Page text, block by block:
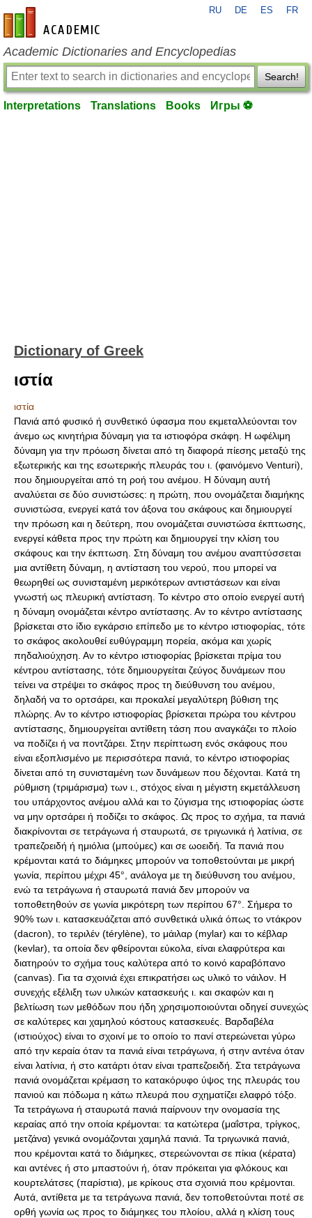
en-academic.com
RU DE ES FR
Academic Dictionaries and Encyclopedias
Search!
Interpretations Translations Books Игры ⚽
Dictionary of Greek
ιστία
ιστία
Πανιά από φυσικό ή συνθετικό ύφασμα που εκμεταλλεύονται τον
άνεμο ως κινητήρια δύναμη για τα ιστιοφόρα σκάφη. Η ωφέλιμη
δύναμη για την πρόωση δίνεται από τη διαφορά πίεσης μεταξύ της
εξωτερικής και της εσωτερικής πλευράς του ι. (φαινόμενο Venturi),
που δημιουργείται από τη ροή του ανέμου. Η δύναμη αυτή
αναλύεται σε δύο συνιστώσες: η πρώτη, που ονομάζεται διαμήκης
συνιστώσα, ενεργεί κατά τον άξονα του σκάφους και δημιουργεί
την πρόωση και η δεύτερη, που ονομάζεται συνιστώσα έκπτωσης,
ενεργεί κάθετα προς την πρώτη και δημιουργεί την κλίση του
σκάφους και την έκπτωση. Στη δύναμη του ανέμου αναπτύσσεται
μια αντίθετη δύναμη, η αντίσταση του νερού, που μπορεί να
θεωρηθεί ως συνισταμένη μερικότερων αντιστάσεων και είναι
γνωστή ως πλευρική αντίσταση. Το κέντρο στο οποίο ενεργεί αυτή
η δύναμη ονομάζεται κέντρο αντίστασης. Αν το κέντρο αντίστασης
βρίσκεται στο ίδιο εγκάρσιο επίπεδο με το κέντρο ιστιοφορίας, τότε
το σκάφος ακολουθεί ευθύγραμμη πορεία, ακόμα και χωρίς
πηδαλιούχηση. Αν το κέντρο ιστιοφορίας βρίσκεται πρίμα του
κέντρου αντίστασης, τότε δημιουργείται ζεύγος δυνάμεων που
τείνει να στρέψει το σκάφος προς τη διεύθυνση του ανέμου,
δηλαδή να το ορτσάρει, και προκαλεί μεγαλύτερη βύθιση της
πλώρης. Αν το κέντρο ιστιοφορίας βρίσκεται πρώρα του κέντρου
αντίστασης, δημιουργείται αντίθετη τάση που αναγκάζει το πλοίο
να ποδίζει ή να ποντζάρει. Στην περίπτωση ενός σκάφους που
είναι εξοπλισμένο με περισσότερα πανιά, το κέντρο ιστιοφορίας
δίνεται από τη συνισταμένη των δυνάμεων που δέχονται. Κατά τη
ρύθμιση (τριμάρισμα) των ι., στόχος είναι η μέγιστη εκμετάλλευση
του υπάρχοντος ανέμου αλλά και το ζύγισμα της ιστιοφορίας ώστε
να μην ορτσάρει ή ποδίζει το σκάφος. Ως προς το σχήμα, τα πανιά
διακρίνονται σε τετράγωνα ή σταυρωτά, σε τριγωνικά ή λατίνια, σε
τραπεζοειδή ή ημιόλια (μπούμες) και σε ωοειδή. Τα πανιά που
κρέμονται κατά το διάμηκες μπορούν να τοποθετούνται με μικρή
γωνία, περίπου μέχρι 45°, ανάλογα με τη διεύθυνση του ανέμου,
ενώ τα τετράγωνα ή σταυρωτά πανιά δεν μπορούν να
τοποθετηθούν σε γωνία μικρότερη των περίπου 67°. Σήμερα το
90% των ι. κατασκευάζεται από συνθετικά υλικά όπως το ντάκρον
(dacron), το τεριλέν (térylène), το μάιλαρ (mylar) και το κέβλαρ
(kevlar), τα οποία δεν φθείρονται εύκολα, είναι ελαφρύτερα και
διατηρούν το σχήμα τους καλύτερα από το κοινό καραβόπανο
(canvas). Για τα σχοινιά έχει επικρατήσει ως υλικό το νάιλον. Η
συνεχής εξέλιξη των υλικών κατασκευής ι. και σκαφών και η
βελτίωση των μεθόδων που ήδη χρησιμοποιούνται οδηγεί συνεχώς
σε καλύτερες και χαμηλού κόστους κατασκευές. Βαρδαβέλα
(ιστιούχος) είναι το σχοινί με το οποίο το πανί στερεώνεται γύρω
από την κεραία όταν τα πανιά είναι τετράγωνα, ή στην αντένα όταν
είναι λατίνια, ή στο κατάρτι όταν είναι τραπεζοειδή. Στα τετράγωνα
πανιά ονομάζεται κρέμαση το κατακόρυφο ύψος της πλευράς του
πανιού και πόδωμα η κάτω πλευρά που σχηματίζει ελαφρό τόξο.
Τα τετράγωνα ή σταυρωτά πανιά παίρνουν την ονομασία της
κεραίας από την οποία κρέμονται: τα κατώτερα (μαΐστρα, τρίγκος,
μετζάνα) γενικά ονομάζονται χαμηλά πανιά. Τα τριγωνικά πανιά,
που κρέμονται κατά το διάμηκες, στερεώνονται σε πίκια (κέρατα)
και αντένες ή στο μπαστούνι ή, όταν πρόκειται για φλόκους και
κουρτελάτσες (παρίστια), με κρίκους στα σχοινιά που κρέμονται.
Αυτά, αντίθετα με τα τετράγωνα πανιά, δεν τοποθετούνται ποτέ σε
ορθή γωνία ως προς το διάμηκες του πλοίου, αλλά η κλίση τους